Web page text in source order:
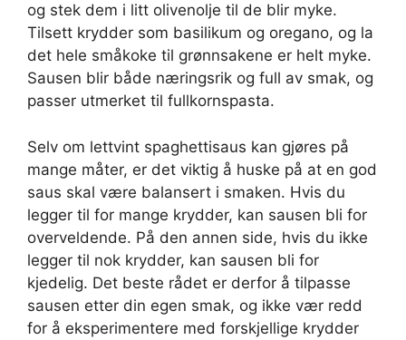
og stek dem i litt olivenolje til de blir myke.
Tilsett krydder som basilikum og oregano, og la
det hele småkoke til grønnsakene er helt myke.
Sausen blir både næringsrik og full av smak, og
passer utmerket til fullkornspasta.
Selv om lettvint spaghettisaus kan gjøres på
mange måter, er det viktig å huske på at en god
saus skal være balansert i smaken. Hvis du
legger til for mange krydder, kan sausen bli for
overveldende. På den annen side, hvis du ikke
legger til nok krydder, kan sausen bli for
kjedelig. Det beste rådet er derfor å tilpasse
sausen etter din egen smak, og ikke vær redd
for å eksperimentere med forskjellige krydder